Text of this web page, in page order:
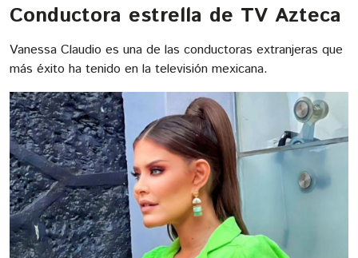
Conductora estrella de TV Azteca
Vanessa Claudio es una de las conductoras extranjeras que
más éxito ha tenido en la televisión mexicana.